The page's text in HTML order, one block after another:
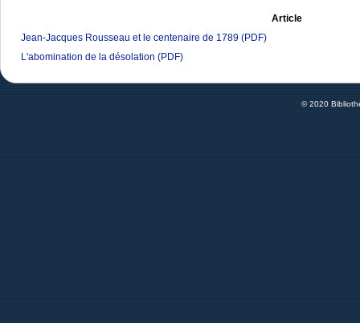
Article
Jean-Jacques Rousseau et le centenaire de 1789 (PDF)
L'abomination de la désolation (PDF)
© 2020